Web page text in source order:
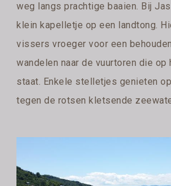
weg langs prachtige baaien. Bij
klein kapelletje op een landtong.
vissers vroeger voor een
wandelen naar de vuurtoren die op
staat. Enkele stelletjes genieten
tegen de rotsen kletsende